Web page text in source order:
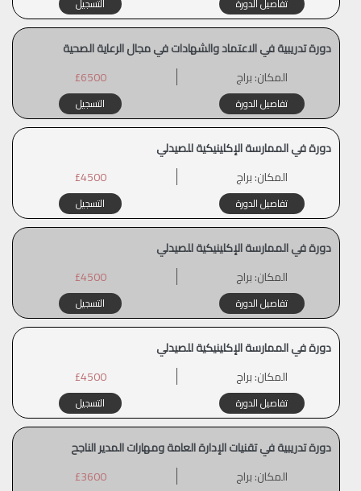
دورة تدريبية في الاعتماد والشهادات في مجال الرعاية الصحية
المكان:براج £6500
تفاصيل الدورة التسجيل
دورة في الممارسة الإكلينيكية للصيدلي
المكان:براج £4500
تفاصيل الدورة التسجيل
دورة في الممارسة الإكلينيكية للصيدلي
المكان:براج £4500
تفاصيل الدورة التسجيل
دورة في الممارسة الإكلينيكية للصيدلي
المكان:براج £4500
تفاصيل الدورة التسجيل
دورة تدريبية في تقنيات الإدارة العامة ومهارات المدير الناجح
المكان:براج £3600